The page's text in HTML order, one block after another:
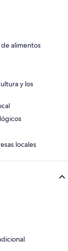
alimentos
y los
locales